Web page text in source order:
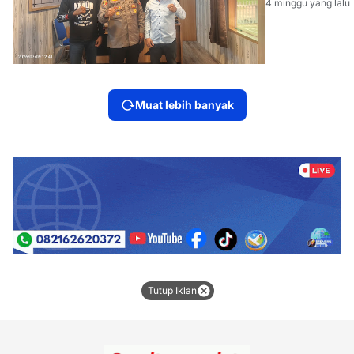
TV
4 minggu yang lalu
Muat lebih banyak
Tutup Iklan